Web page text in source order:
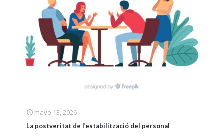
mayo 13, 2026
La postveritat de l’estabilització del personal